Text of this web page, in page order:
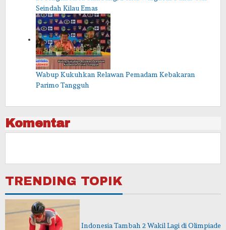
Seindah Kilau Emas
Wabup Kukuhkan Relawan Pemadam Kebakaran
Parimo Tangguh
Komentar
TRENDING TOPIK
Indonesia Tambah 2 Wakil Lagi di Olimpiade